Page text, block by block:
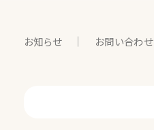
お知らせ お問い合わせ